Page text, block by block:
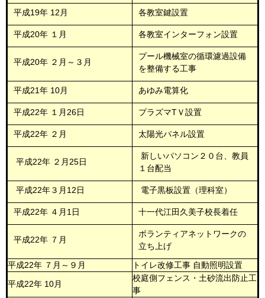
平成19年 12月 各教室鍵設置
平成20年 １月 各教室インターフォン設置
平成20年 ２月～３月
プール機械室の循環濾過設備
を整備する工事
平成21年 10月 あゆみ電算化
平成22年 １月26日 プラズマTＶ設置
平成22年 ２月 太陽光パネル設置
平成22年 ２月25日
新しいパソコン２０台、教員
１台配当
平成22年３月12日 電子黒板設置（理科室）
平成22年 ４月1日 十一代江田久美子校長着任
平成22年 ７月
ボランティアネットワークの
立ち上げ
平成22年 ７月～９月
トイレ改修工事 自動照明設置
平成22年 10月
校庭側フェンス・土砂流出防止工
事